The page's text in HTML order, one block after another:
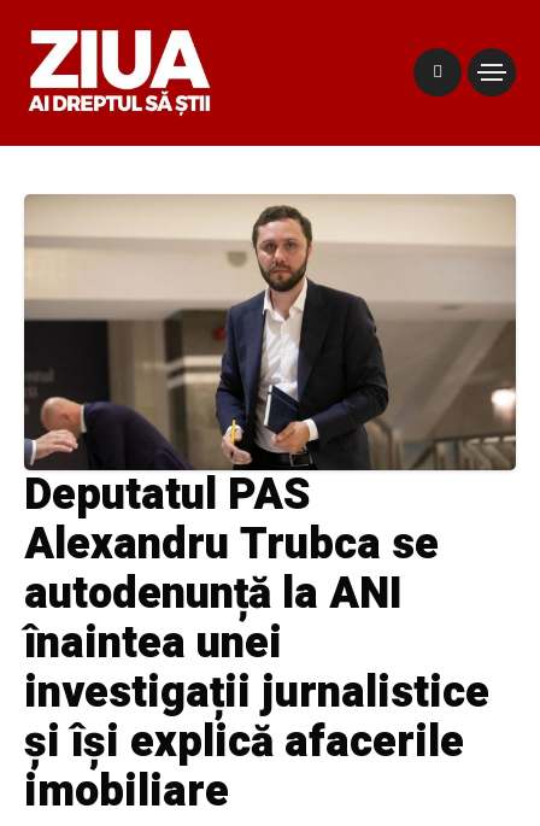
Deputatul PAS
Alexandru Trubca se
autodenunță la ANI
înaintea unei
investigații jurnalistice
și își explică afacerile
imobiliare